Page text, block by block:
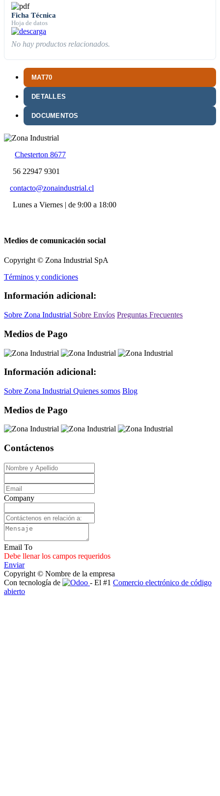
MAT70
DETALLES
DOCUMENTOS
Ficha Técnica
Hoja de datos
No hay productos relacionados.
Chesterton 8677
56 22947 9301
contacto@zonaindustrial.cl
Lunes a Viernes | de 9:00 a 18:00
Medios de comunicación social
Copyright © Zona Industrial SpA
Términos y condiciones
Información adicional:
Sobre Zona Industrial Sobre Envíos Preguntas Frecuentes
Medios de Pago
Información adicional:
Sobre Zona Industrial Quienes somos Blog
Medios de Pago
Contáctenos
Company
Email To
Debe llenar los campos requeridos
Enviar
Copyright © Nombre de la empresa
Con tecnología de
- El #1 Comercio electrónico de código
abierto